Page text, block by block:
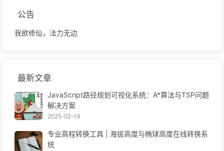
公告
我欲修仙，法力无边
最新文章
JavaScript路径规划可视化系统：A*算法与TSP问题
解决方案
2025-02-19
专业高程转换工具 | 海拔高度与椭球高度在线转换系
统